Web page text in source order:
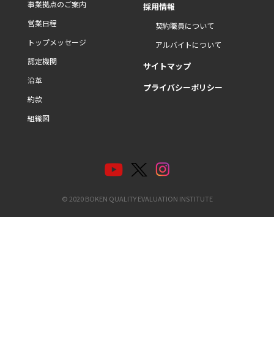
事業拠点のご案内
営業日程
トップメッセージ
認定機関
沿革
約款
組織図
採用情報
契約職員について
アルバイトについて
サイトマップ
プライバシーポリシー
© 2020 BOKEN QUALITY EVALUATION INSTITUTE